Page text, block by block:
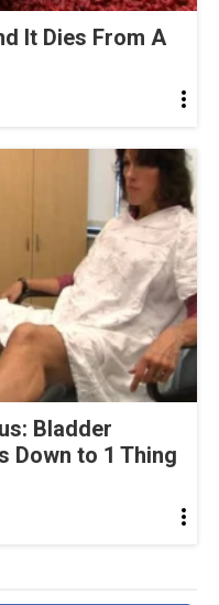
It Dies From A
Bladder
Down to 1 Thing